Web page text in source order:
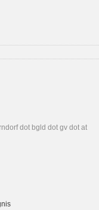
dot bgld dot gv dot at